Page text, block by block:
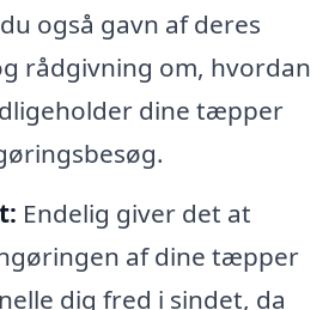
også gavn af deres
rådgivning om, hvordan
dine tæpper
Endelig giver det at
af dine tæpper
dig fred i sindet, da